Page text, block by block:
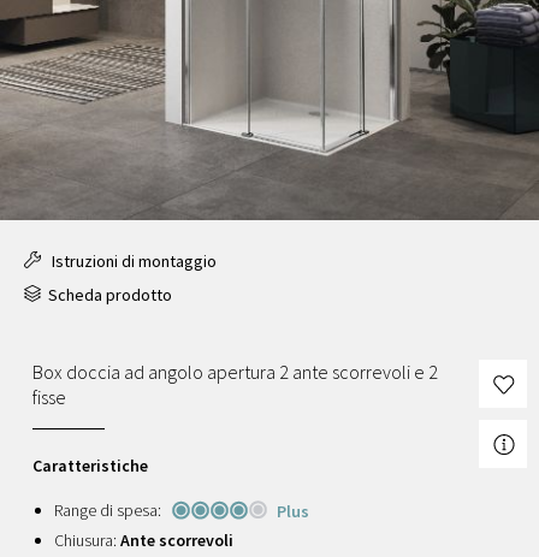
Istruzioni di montaggio
Scheda prodotto
Box doccia ad angolo apertura 2 ante scorrevoli e 2
fisse
Caratteristiche
Range di spesa:
Plus
Chiusura: Ante scorrevoli